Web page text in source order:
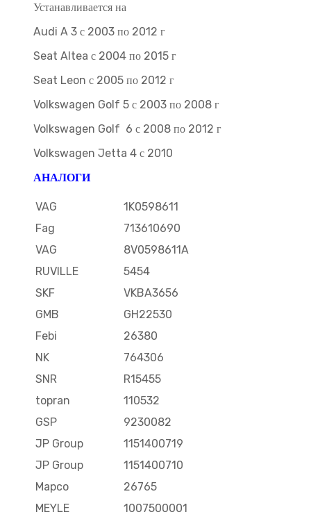
Устанавливается на
Audi A 3 с 2003 по 2012 г
Seat Altea с 2004 по 2015 г
Seat Leon с 2005 по 2012 г
Volkswagen Golf 5 с 2003 по 2008 г
Volkswagen Golf 6 с 2008 по 2012 г
Volkswagen Jetta 4 с 2010
АНАЛОГИ
VAG
1K0598611
Fag
713610690
VAG
8V0598611A
RUVILLE
5454
SKF
VKBA3656
GMB
GH22530
Febi
26380
NK
764306
SNR
R15455
topran
110532
GSP
9230082
JP Group
1151400719
JP Group
1151400710
Mapco
26765
MEYLE
1007500001